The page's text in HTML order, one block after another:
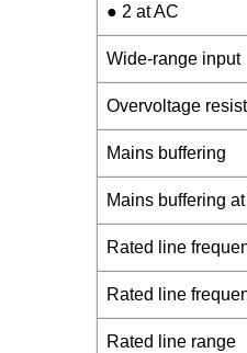
● 2 at AC
Wide-range input
Overvoltage
Mains buffering
Mains buffering
Rated line
Rated line
Rated line range